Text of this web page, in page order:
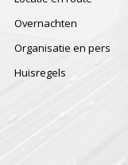
Overnachten
Organisatie en pers
Huisregels